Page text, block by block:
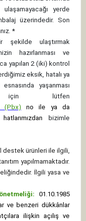
yerde
üzerindedir. Son
*
şekilde ulaştırmak
hazırlanması ve
yapılan 2 (iki) kontrol
eksik, hatalı ya
yaşanması
için lütfen
(Pbx) no ile ya da
bizimle
ürünleri ile ilgili,
yapılmamaktadır.
İlgili yasa ve
01.10.1985
ve benzeri dükkânlar
ilişkin açılış ve